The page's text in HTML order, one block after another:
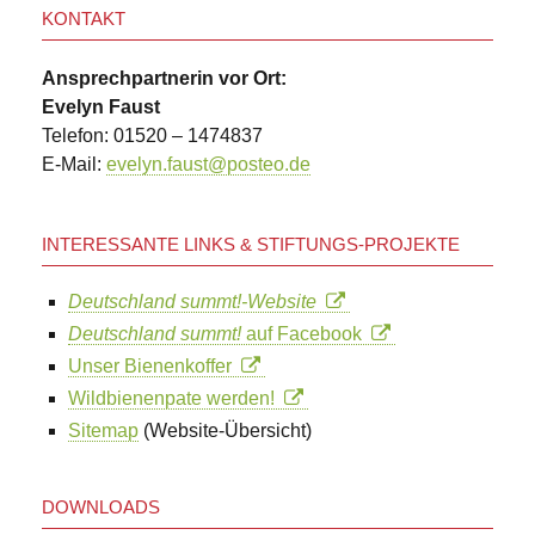
KONTAKT
Ansprechpartnerin vor Ort:
Evelyn Faust
Telefon: 01520 – 1474837
E-Mail: evelyn.faust@posteo.de
INTERESSANTE LINKS & STIFTUNGS-PROJEKTE
Deutschland summt!-Website
Deutschland summt!auf Facebook
Unser Bienenkoffer
Wildbienenpate werden!
Sitemap (Website-Übersicht)
DOWNLOADS